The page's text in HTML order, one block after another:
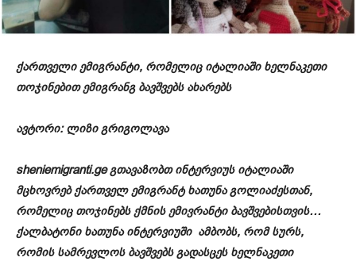
ქართველი ემიგრანტი, რომელიც იტალიაში ხელნაკეთი
თოჯინებით ემიგრანგ ბავშვებს ახარებს
ავტორი: ლიზი გრიგოლავა
sheniemigranti.ge გთავაზობთ ინტერვიუს იტალიაში
მცხოვრებ ქართველ ემიგრანტ ხათუნა გოლიაძესთან,
რომელიც თოჯინებს ქმნის ემივრანტი ბავშვებისთვის…
ქალბატონი ხათუნა ინტერვიუში ამბობს, რომ სურს,
რომის სამრევლოს ბავშვებს გადასცეს ხელნაკეთი